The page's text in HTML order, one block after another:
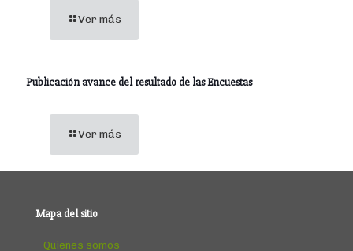
Ver más
Publicación avance del resultado de las Encuestas
Ver más
Mapa del sitio
Quienes somos